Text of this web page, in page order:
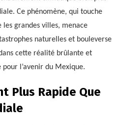
Ce phénomène, qui touche
les grandes villes, menace
naturelles et bouleverse
cette réalité brûlante et
l’avenir du Mexique.
Plus Rapide Que